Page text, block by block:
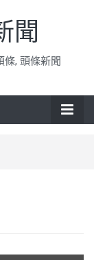
聞
條, 頭條新聞